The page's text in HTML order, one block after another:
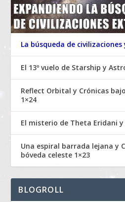
La búsqueda de
El 13º vuelo de Starship y
Reflect Orbital y Crónicas
1×24
El misterio de Theta Eridani
Una espiral barrada lejana y
bóveda celeste 1×23
BLOGROLL